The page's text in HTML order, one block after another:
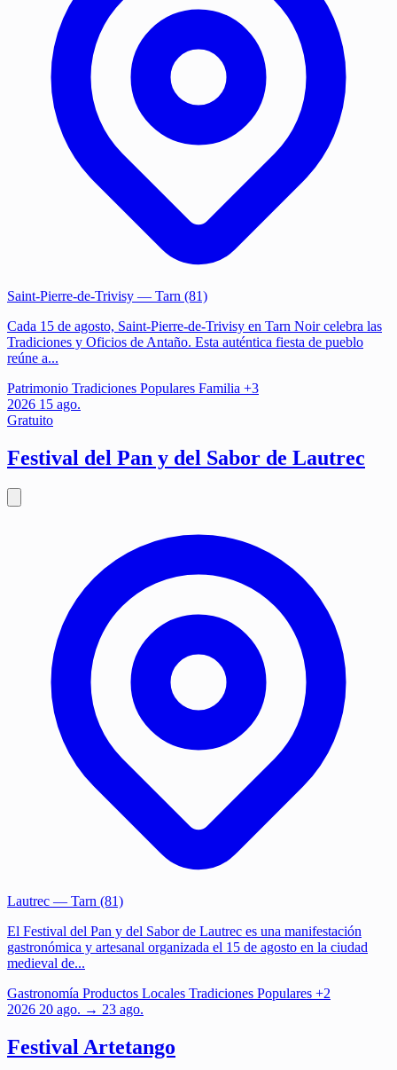
Saint-Pierre-de-Trivisy — Tarn (81)
Cada 15 de agosto, Saint-Pierre-de-Trivisy en Tarn Noir celebra las
Tradiciones y Oficios de Antaño. Esta auténtica fiesta de pueblo
reúne a...
Patrimonio Tradiciones Populares Familia +3
2026 15 ago.
Gratuito
Festival del Pan y del Sabor de Lautrec
Lautrec — Tarn (81)
El Festival del Pan y del Sabor de Lautrec es una manifestación
gastronómica y artesanal organizada el 15 de agosto en la ciudad
medieval de...
Gastronomía Productos Locales Tradiciones Populares +2
2026 20 ago. → 23 ago.
Festival Artetango